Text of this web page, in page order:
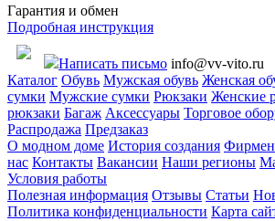
Гарантия и обмен
Подробная инструкция
Написать письмо info@vv-vito.ru
Каталог Обувь Мужская обувь Женская
сумки Мужские сумки Рюкзаки Женские
рюкзаки Багаж Аксессуары Торговое
Распродажа Предзаказ
О модном доме История создания
нас Контакты Вакансии Наши регионы
Условия работы
Полезная информация Отзывы Статьи
Политика конфиденциальности Карта